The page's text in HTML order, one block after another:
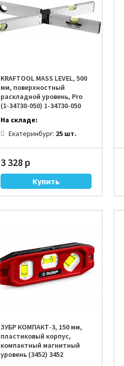
KRAFTOOL MASS LEVEL, 500
мм, поверхностный
раскладной уровень, Pro
(1-34730-050) 1-34730-050
На складе:
Екатеринбург: 25 шт.
3 328 р
ЗУБР КОМПАКТ-3, 150 мм,
пластиковый корпус,
компактный магнитный
уровень (3452) 3452